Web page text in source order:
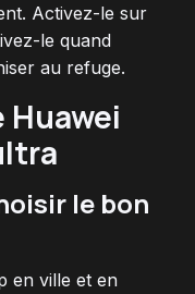
Activez-le sur
le quand
au refuge.
Huawei
le bon
en ville et en